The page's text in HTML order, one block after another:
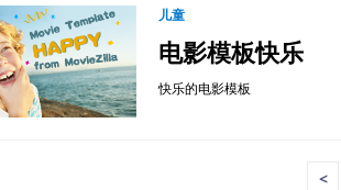
儿童
电影模板快乐
快乐的电影模板
<